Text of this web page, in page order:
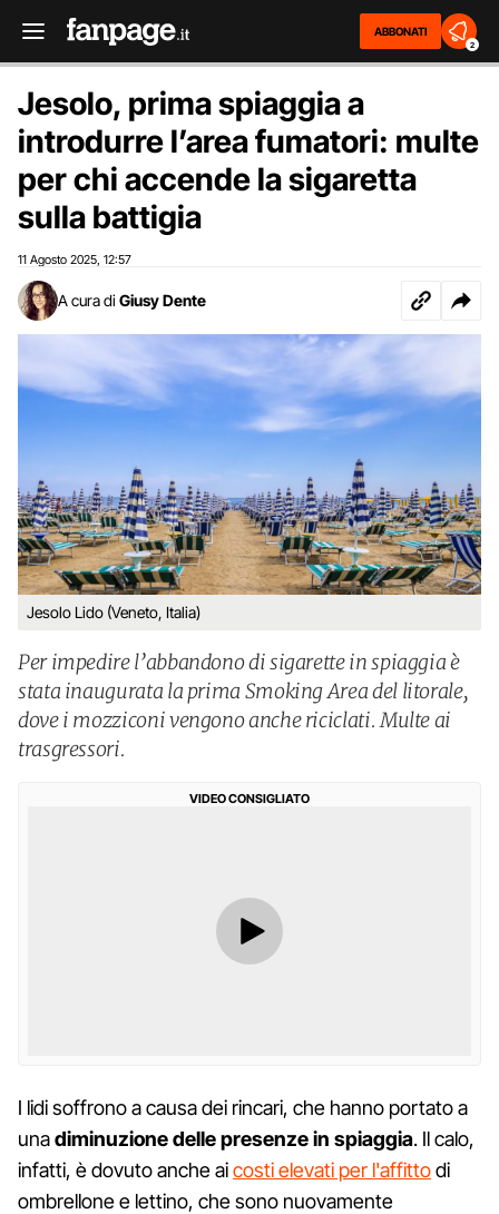
ABBONATI
2
Jesolo, prima spiaggia a
introdurre l’area fumatori: multe
per chi accende la sigaretta
sulla battigia
11 Agosto 2025 12:57
A cura di Giusy Dente
Jesolo Lido (Veneto, Italia)
Per impedire l’abbandono di sigarette in spiaggia è
stata inaugurata la prima Smoking Area del litorale,
dove i mozziconi vengono anche riciclati. Multe ai
trasgressori.
VIDEO CONSIGLIATO
I lidi soffrono a causa dei rincari, che hanno portato a
unadiminuzione delle presenze in spiaggia. Il calo,
infatti, è dovuto anche aicosti elevati per l'affittodi
ombrellone e lettino, che sono nuovamente